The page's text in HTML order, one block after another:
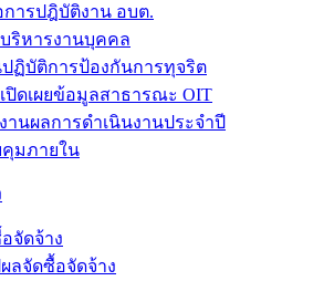
ารปฎิบัติงาน อบต.
ริหารงานบุคคล
ฏิบัติการป้องกันการทุจริต
ปิดเผยข้อมูลสาธารณะ OIT
านผลการดำเนินงานประจำปี
มภายใน
จัดจ้าง
ลจัดซื้อจัดจ้าง